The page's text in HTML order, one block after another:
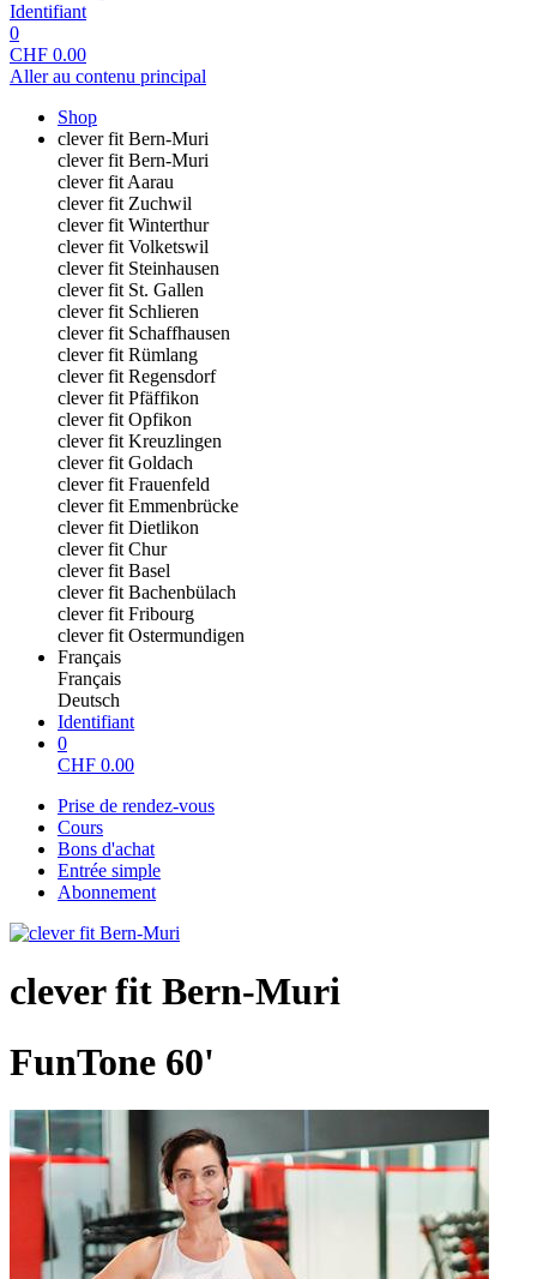
Identifiant
0
CHF 0.00
Aller au contenu principal
Shop
clever fit Bern-Muri
clever fit Bern-Muri
clever fit Aarau
clever fit Zuchwil
clever fit Winterthur
clever fit Volketswil
clever fit Steinhausen
clever fit St. Gallen
clever fit Schlieren
clever fit Schaffhausen
clever fit Rümlang
clever fit Regensdorf
clever fit Pfäffikon
clever fit Opfikon
clever fit Kreuzlingen
clever fit Goldach
clever fit Frauenfeld
clever fit Emmenbrücke
clever fit Dietlikon
clever fit Chur
clever fit Basel
clever fit Bachenbülach
clever fit Fribourg
clever fit Ostermundigen
Français
Français
Deutsch
Identifiant
0
CHF 0.00
Prise de rendez-vous
Cours
Bons d'achat
Entrée simple
Abonnement
clever fit Bern-Muri
FunTone 60'